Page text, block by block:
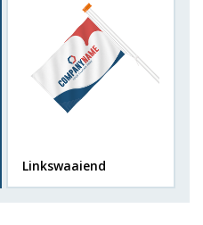
Linkswaaiend